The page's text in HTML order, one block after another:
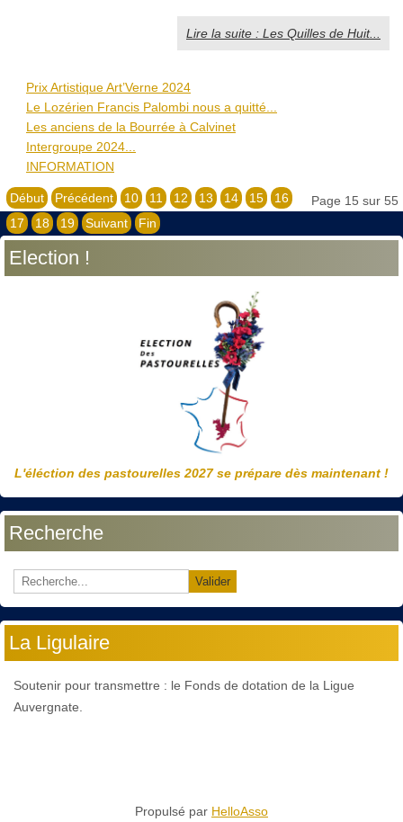
Lire la suite : Les Quilles de Huit...
Prix Artistique Art’Verne 2024
Le Lozérien Francis Palombi nous a quitté...
Les anciens de la Bourrée à Calvinet
Intergroupe 2024...
INFORMATION
Page 15 sur 55
Début Précédent 10 11 12 13 14 15
16
17
18 19 Suivant Fin
Election !
L'éléction des pastourelles 2027 se prépare dès maintenant !
Recherche
Valider
La Ligulaire
Soutenir pour transmettre : le Fonds de dotation de la Ligue
Auvergnate.
Propulsé par HelloAsso